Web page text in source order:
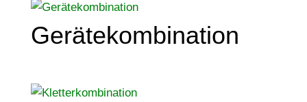
Gerätekombination